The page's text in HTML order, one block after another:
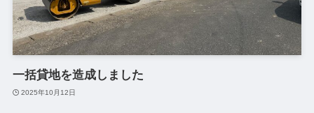
一括貸地を造成しました
2025年10月12日